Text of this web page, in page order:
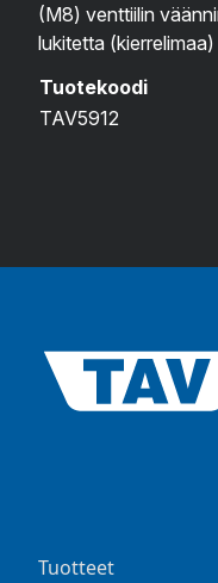
(M8) venttiilin
lukitetta
Tuotekoodi
TAV5912
Tuotteet